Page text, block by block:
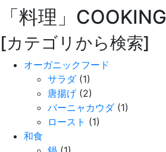
「料理」 COOKING
[カテゴリから検索]
オーガニックフード
サラダ(1)
唐揚げ (2)
バーニャカウダ(1)
ロースト (1)
和食